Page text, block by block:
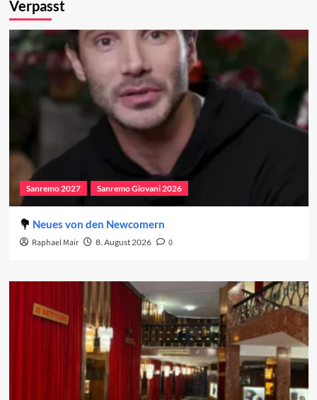
Verpasst
Sanremo 2027 Sanremo Giovani 2026
Neues von den Newcomern
Raphael Mair 8. August 2026 0